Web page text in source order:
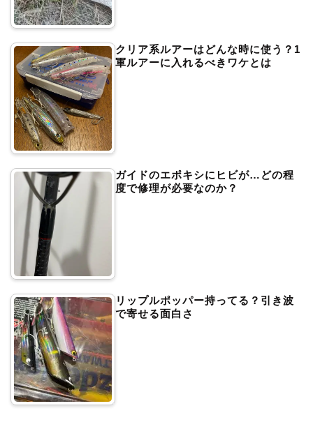
クリア系ルアーはどんな時に使う？1
軍ルアーに入れるべきワケとは
ガイドのエポキシにヒビが…どの程
度で修理が必要なのか？
リップルポッパー持ってる？引き波
で寄せる面白さ